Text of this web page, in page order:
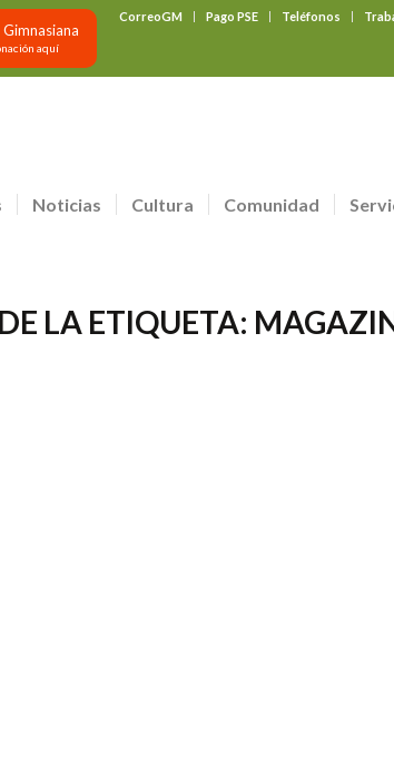
CorreoGM Pago PSE Teléfonos
aquí
Noticias Cultura Comunidad
LA ETIQUETA: